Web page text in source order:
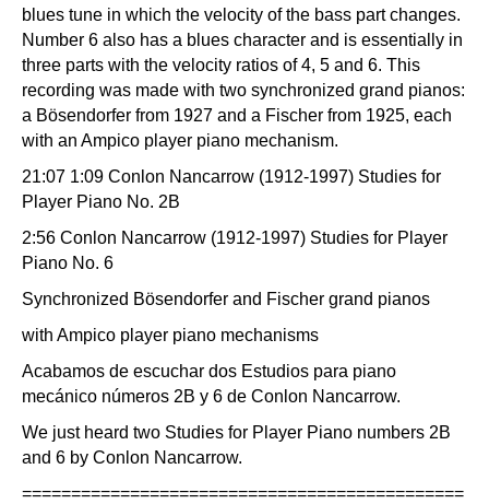
blues tune in which the velocity of the bass part changes.
Number 6 also has a blues character and is essentially in
three parts with the velocity ratios of 4, 5 and 6. This
recording was made with two synchronized grand pianos:
a Bösendorfer from 1927 and a Fischer from 1925, each
with an Ampico player piano mechanism.
21:07 1:09 Conlon Nancarrow (1912-1997) Studies for
Player Piano No. 2B
2:56 Conlon Nancarrow (1912-1997) Studies for Player
Piano No. 6
Synchronized Bösendorfer and Fischer grand pianos
with Ampico player piano mechanisms
Acabamos de escuchar dos Estudios para piano
mecánico números 2B y 6 de Conlon Nancarrow.
We just heard two Studies for Player Piano numbers 2B
and 6 by Conlon Nancarrow.
=============================================